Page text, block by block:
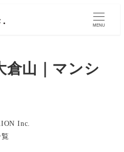
MENU
倉山｜マンシ
Inc.